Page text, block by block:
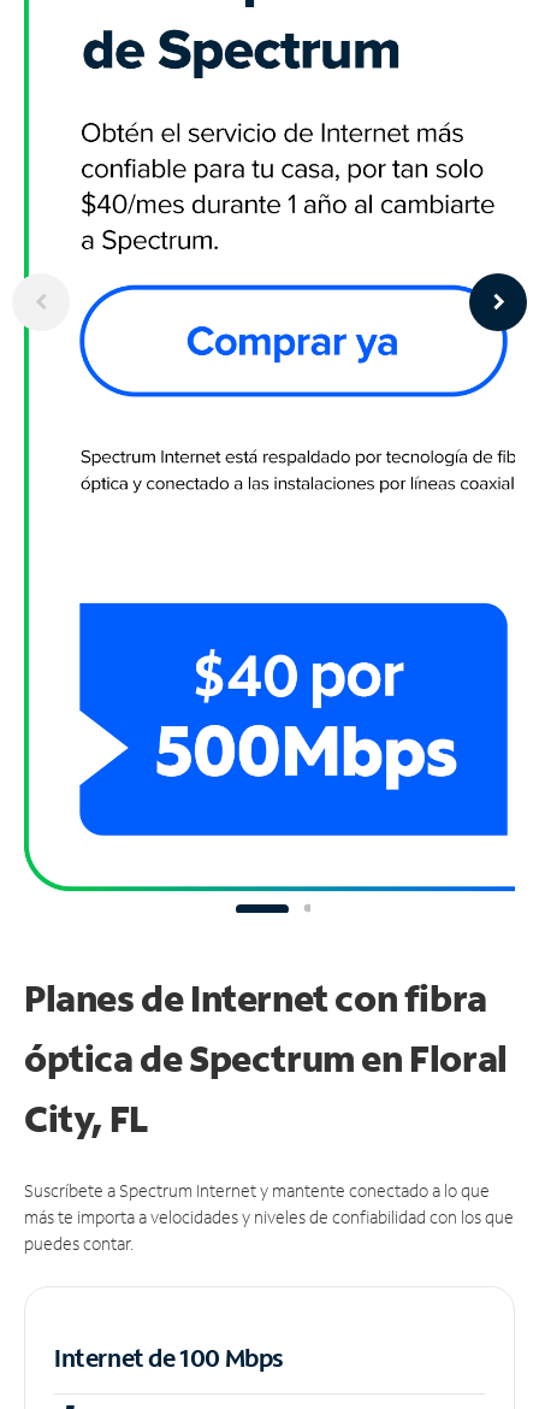
Planes de Internet con fibra
óptica de Spectrum en Floral
City, FL
Suscríbete a Spectrum Internet y mantente conectado a lo que
más te importa a velocidades y niveles de confiabilidad con los que
puedes contar.
Internet de 100 Mbps